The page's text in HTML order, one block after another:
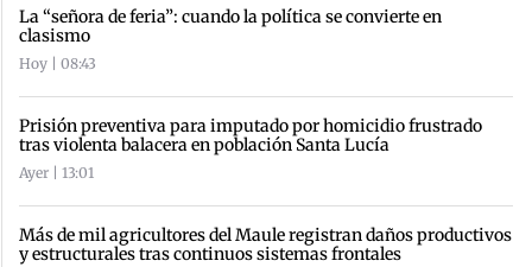
La “señora de feria”: cuando la política se convierte en
clasismo
Hoy | 08:43
Prisión preventiva para imputado por homicidio frustrado
tras violenta balacera en población Santa Lucía
Ayer | 13:01
Más de mil agricultores del Maule registran daños productivos
y estructurales tras continuos sistemas frontales